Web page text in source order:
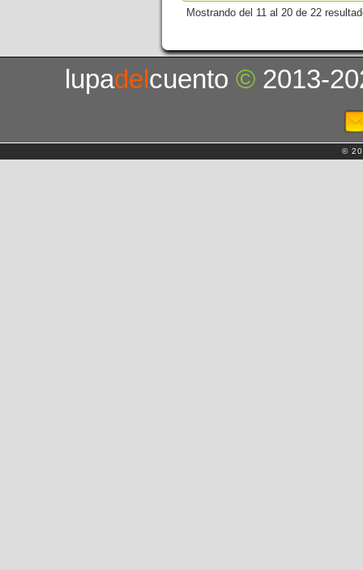
Mostrando del 11 al 20 de 22
lupadelcuento© 2013-
©